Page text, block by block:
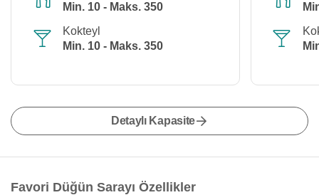
Min. 10 - Maks. 350
Kokteyl
Min. 10 - Maks. 350
Detaylı Kapasite
Favori Düğün Sarayı Özellikler